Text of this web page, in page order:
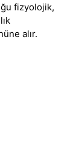
fizyolojik,
alır.